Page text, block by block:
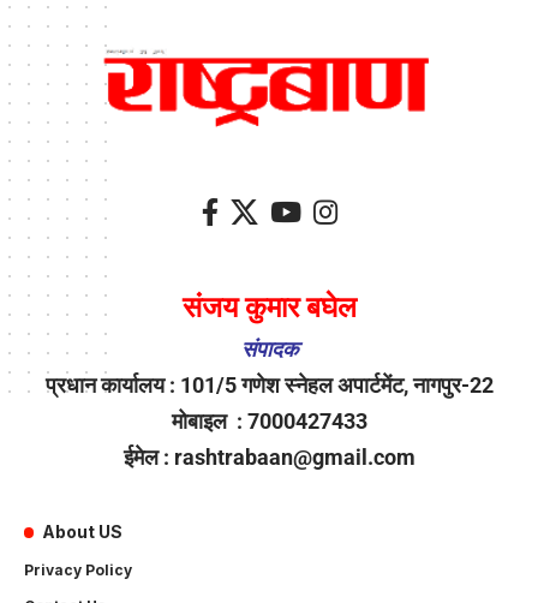
संजय कुमार बघेल
संपादक
प्रधान कार्यालय : 101/5 गणेश स्नेहल अपार्टमेंट, नागपुर-22
मोबाइल : 7000427433
ईमेल : rashtrabaan@gmail.com
About US
Privacy Policy